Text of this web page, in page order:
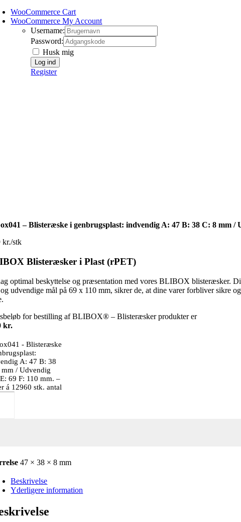
WooCommerce Cart
WooCommerce My Account
Username:
Password:
Husk mig
Register
– Blisteræske i genbrugsplast: indvendig A: 47 B: 38 C: 8 mm /
kr./stk
Blisteræsker i Plast (rPET)
optimal beskyttelse og præsentation med vores BLIBOX blisteræsker.
udvendige mål på 69 x 110 mm, sikrer de, at dine varer forbliver sikre
for bestilling af BLIBOX® – Blisteræsker produkter er
kr.
- Blisteræske
A: 47 B: 38
mm / Udvendig
69 F: 110 mm. –
á 12960 stk. antal
47 × 38 × 8 mm
Beskrivelse
Yderligere information